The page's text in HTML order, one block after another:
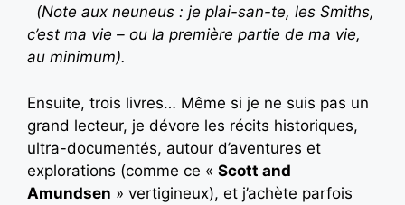
(Note aux neuneus : je plai-san-te, les Smiths,
c’est ma vie – ou la première partie de ma vie,
au minimum).
Ensuite, trois livres… Même si je ne suis pas un
grand lecteur, je dévore les récits historiques,
ultra-documentés, autour d’aventures et
explorations (comme ce « Scott and
Amundsen » vertigineux), et j’achète parfois